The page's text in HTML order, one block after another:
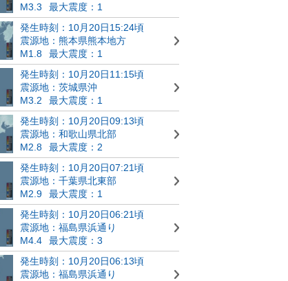
M3.3
最大震度：1
発生時刻：10月20日15:24頃
震源地：熊本県熊本地方
M1.8
最大震度：1
発生時刻：10月20日11:15頃
震源地：茨城県沖
M3.2
最大震度：1
発生時刻：10月20日09:13頃
震源地：和歌山県北部
M2.8
最大震度：2
発生時刻：10月20日07:21頃
震源地：千葉県北東部
M2.9
最大震度：1
発生時刻：10月20日06:21頃
震源地：福島県浜通り
M4.4
最大震度：3
発生時刻：10月20日06:13頃
震源地：福島県浜通り